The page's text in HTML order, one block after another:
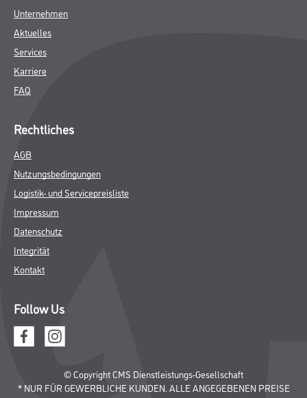
Unternehmen
Aktuelles
Services
Karriere
FAQ
Rechtliches
AGB
Nutzungsbedingungen
Logistik- und Servicepreisliste
Impressum
Datenschutz
Integrität
Kontakt
Follow Us
© Copyright CMS Dienstleistungs-Gesellschaft
* NUR FÜR GEWERBLICHE KUNDEN. ALLE ANGEGEBENEN PREISE